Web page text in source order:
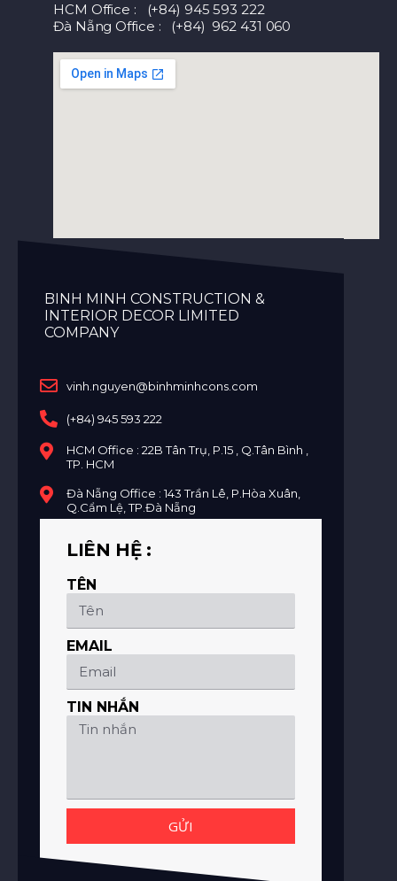
HCM Office : (+84) 945 593 222
Đà Nẵng Office : (+84) 962 431 060
BINH MINH CONSTRUCTION &
INTERIOR DECOR LIMITED
COMPANY
vinh.nguyen@binhminhcons.com
(+84) 945 593 222
HCM Office : 22B Tân Trụ, P.15 , Q.Tân Bình ,
TP. HCM
Đà Nẵng Office : 143 Trần Lê, P.Hòa Xuân,
Q.Cẩm Lệ, TP.Đà Nẵng
LIÊN HỆ :
TÊN
EMAIL
TIN NHẮN
GỬI